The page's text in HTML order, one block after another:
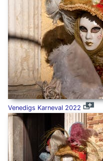
Venedigs Karneval 2022